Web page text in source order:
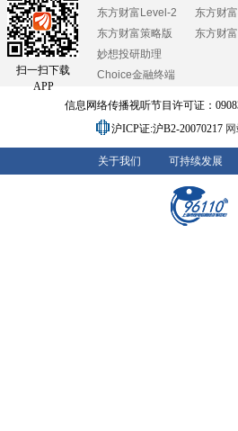
扫一扫下载
APP
东方财富Level-2
东方财富策略版
妙想投研助理
Choice金融终端
东方财
东方财
信息网络传播视听节目许可证：
沪ICP证:沪B2-20070217
关于我们 可持续发展